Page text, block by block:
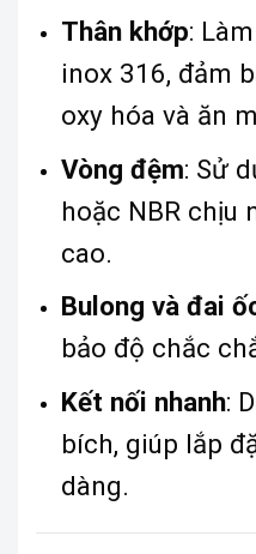
Thân khớp:
inox 316, đảm
oxy hóa và ăn
Vòng đệm: Sử
hoặc NBR chịu
cao.
Bulong và đai
bảo độ chắc
Kết nối nhanh:
bích, giúp lắp
dàng.